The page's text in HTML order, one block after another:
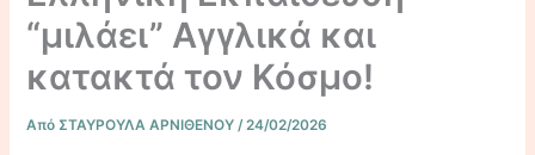
“μιλάει” Αγγλικά και
κατακτά τον Κόσμο!
Από ΣΤΑΥΡΟΥΛΑ ΑΡΝΙΘΕΝΟΥ/24/02/2026